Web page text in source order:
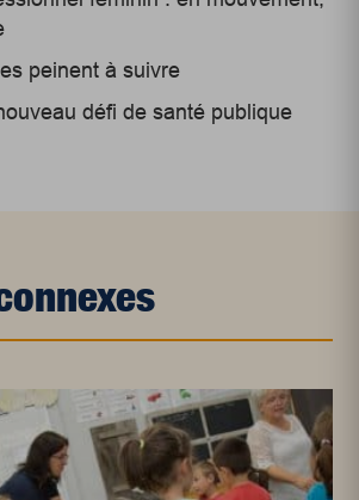
peinent à suivre
défi de santé publique